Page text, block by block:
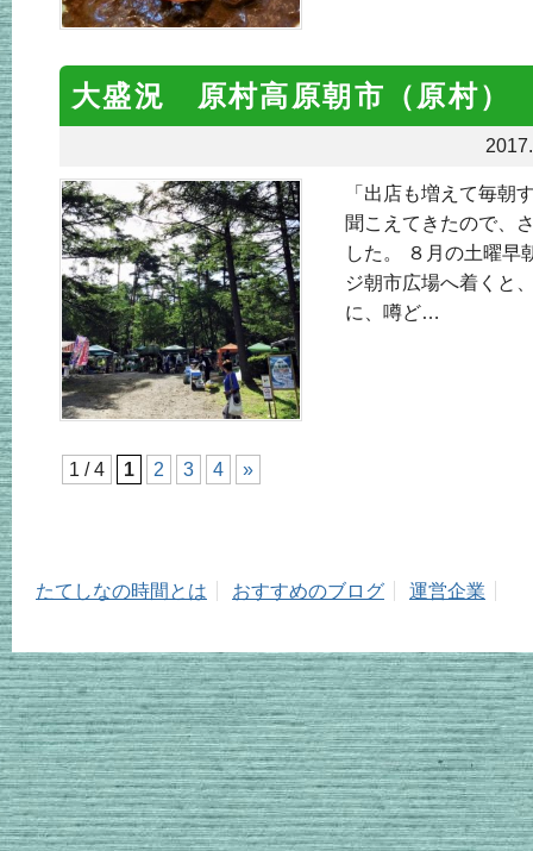
大盛況 原村高原朝市（原村）
「出店も増えて毎朝
聞こえてきたので、
した。 ８月の土曜早
ジ朝市広場へ着くと
に、噂ど…
1 / 4 1 2 3 4 »
たてしなの時間とは おすすめのブログ 運営企業